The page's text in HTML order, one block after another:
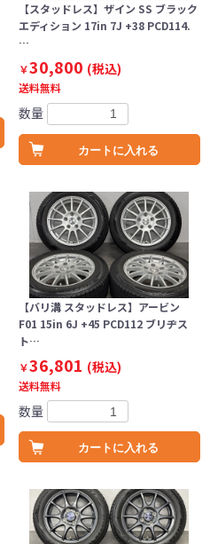
【スタッドレス】ザイン SS ブラック
エディション 17in 7J +38 PCD114.
…
￥30,800 (税込)
送料無料
数量
カートに入れる
【バリ溝 スタッドレス】アービン
F01 15in 6J +45 PCD112 ブリヂス
ト…
￥36,801 (税込)
送料無料
数量
カートに入れる